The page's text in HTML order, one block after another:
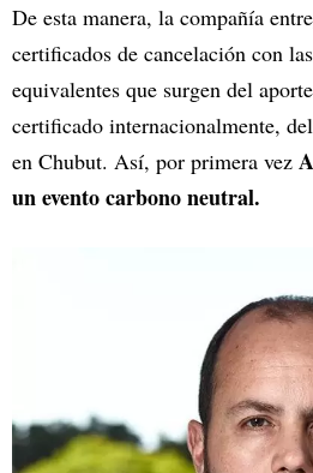
De esta manera, la compañía
certificados de cancelación con
equivalentes que surgen del
certificado internacionalmente,
en Chubut. Así, por primera vez
un evento carbono neutral.